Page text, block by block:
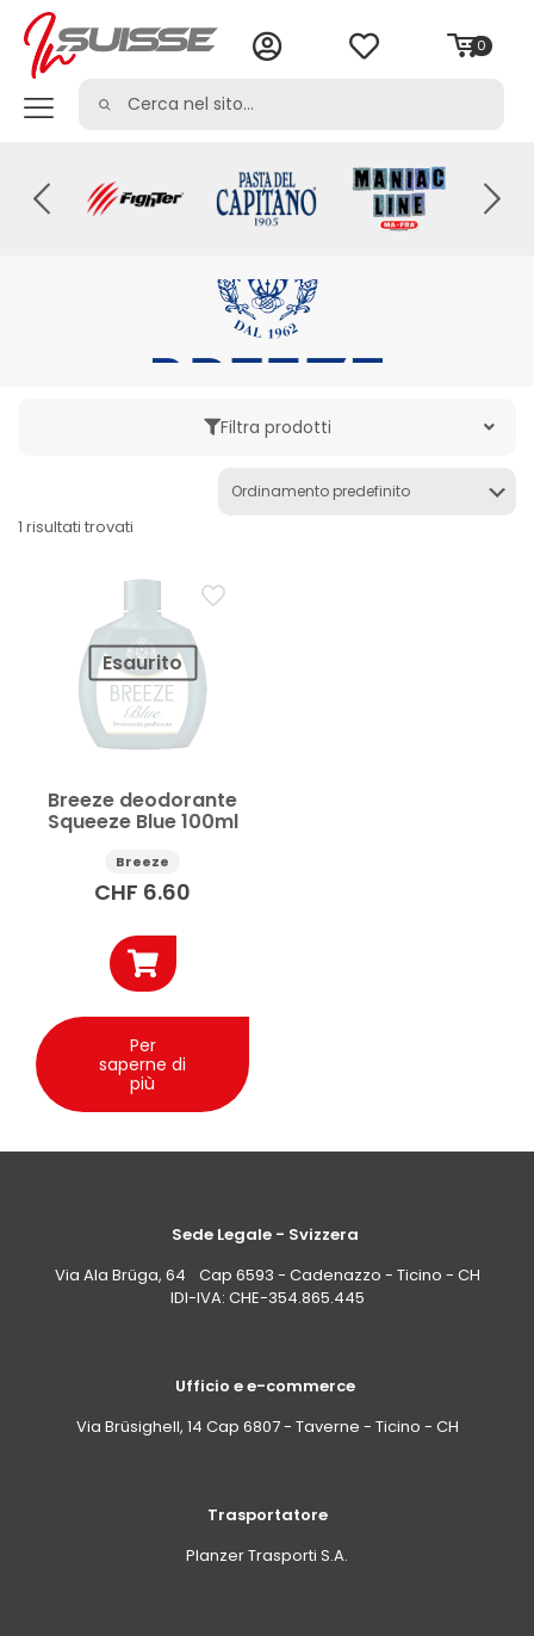
0
Filtra prodotti
1 risultati trovati
Esaurito
Breeze deodorante
Squeeze Blue 100ml
Breeze
CHF 6.60
Per
saperne di
più
Sede Legale - Svizzera
Via Ala Brüga, 64 Cap 6593 - Cadenazzo - Ticino - CH
IDI-IVA: CHE-354.865.445
Ufficio e e-commerce
Via Brüsighell, 14 Cap 6807 - Taverne - Ticino - CH
Trasportatore
Planzer Trasporti S.A.